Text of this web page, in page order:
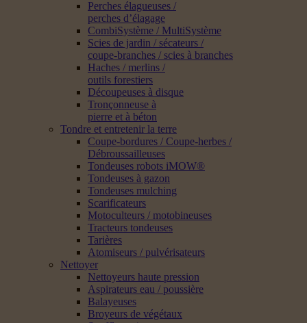
Perches élagueuses /
perches d’élagage
CombiSystème / MultiSystème
Scies de jardin / sécateurs /
coupe-branches / scies à branches
Haches / merlins /
outils forestiers
Découpeuses à disque
Tronçonneuse à
pierre et à béton
Tondre et entretenir la terre
Coupe-bordures / Coupe-herbes /
Débroussailleuses
Tondeuses robots iMOW®
Tondeuses à gazon
Tondeuses mulching
Scarificateurs
Motoculteurs / motobineuses
Tracteurs tondeuses
Tarières
Atomiseurs / pulvérisateurs
Nettoyer
Nettoyeurs haute pression
Aspirateurs eau / poussière
Balayeuses
Broyeurs de végétaux